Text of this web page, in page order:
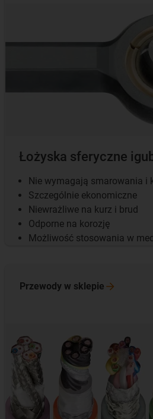
Łożyska sferyczne
Nie wymagają smarowania i
Szczególnie ekonomiczne
Niewrażliwe na kurz i brud
Odporne na korozję
Możliwość stosowania w
Przewody w sklepie